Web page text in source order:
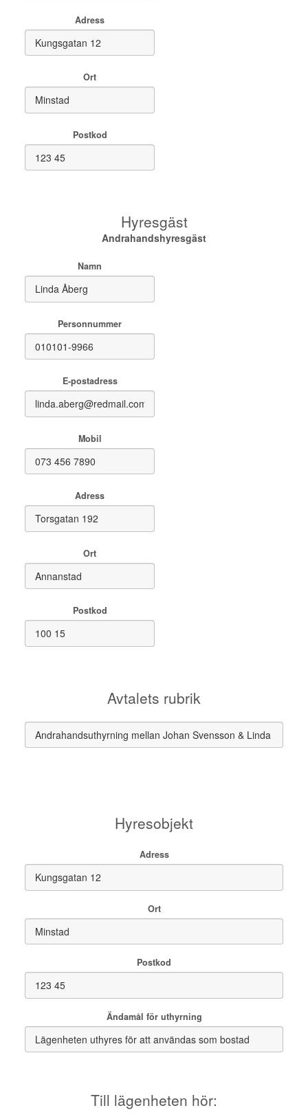
Adress
Ort
Postkod
Hyresgäst
Andrahandshyresgäst
Namn
Personnummer
E-postadress
Mobil
Adress
Ort
Postkod
Avtalets rubrik
Hyresobjekt
Adress
Ort
Postkod
Ändamål för uthyrning
Till lägenheten hör: